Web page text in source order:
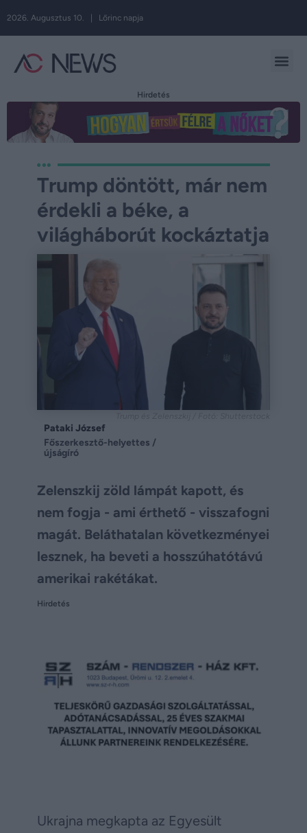
2026. Augusztus 10. | Lőrinc napja
Hirdetés
Trump döntött, már nem
érdekli a béke, a
világháborút kockáztatja
Pataki József
Főszerkesztő-helyettes /
újságíró
Zelenszkij zöld lámpát kapott, és
nem fogja - ami érthető - visszafogni
magát. Beláthatalan következményei
lesznek, ha beveti a hosszúhatótávú
amerikai rakétákat.
Hirdetés
Ukrajna megkapta az Egyesült